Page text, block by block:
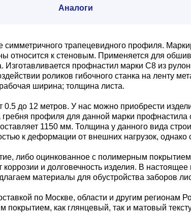
Аналоги
трапецевидного профиля.
к стеновым. Применяется для
профнастил марки С8 из
роликов гибочного станка на ленту
ширина; толщина листа.
до 12 метров. У нас можно приобрести
профиля для данной марки профнастила
1150 мм. Толщина у данного вида
к деформации от внешних нагрузок,
либо оцинкованное с полимерным
и долговечность изделия. В
материалы для обустройства заборов
по Москве, области и другим регионам
как глянцевый, так и матовый